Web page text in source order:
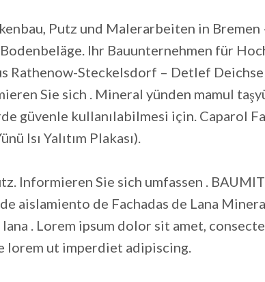
Putz und Malerarbeiten in Bremen
Ihr Bauunternehmen für
Rathenow-Steckelsdorf – Detlef
Sie sich . Mineral yünden mamul
güvenle kullanılabilmesi için. Caparol
Isı Yalıtım Plakası).
Informieren Sie sich umfassen . BAUMIT
aislamiento de Fachadas de Lana
. Lorem ipsum dolor sit amet,
lorem ut imperdiet adipiscing.